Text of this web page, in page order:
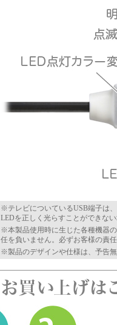
※テレビについているUSB端子は
LEDを正しく光らすことができな
※本製品使用時に生じた各種機器
任を負いません。必ずお客様の責
※製品のデザインや仕様は、予告